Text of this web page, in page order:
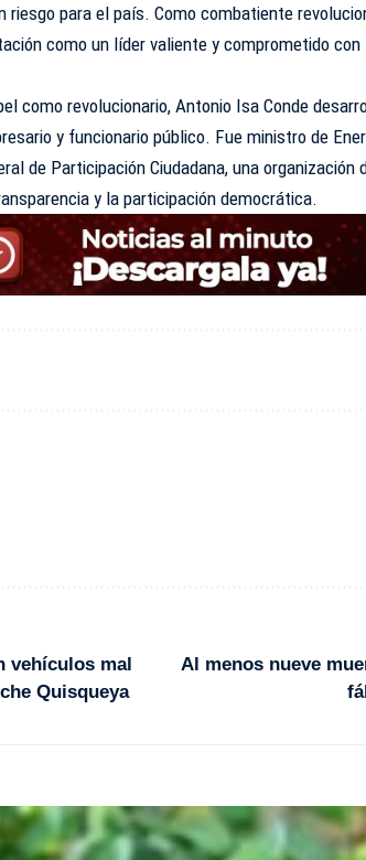
riesgo para el país. Como combatiente
como un líder valiente y comprometido
como revolucionario, Antonio Isa Conde
y funcionario público. Fue ministro de
de Participación Ciudadana, una organización
y la participación democrática.
vehículos mal
Quisqueya
Al menos nueve